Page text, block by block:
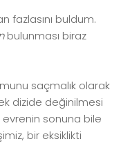
fazlasını buldum.
bulunması biraz
saçmalık olarak
dizide değinilmesi
sonuna bile
bir eksiklikti